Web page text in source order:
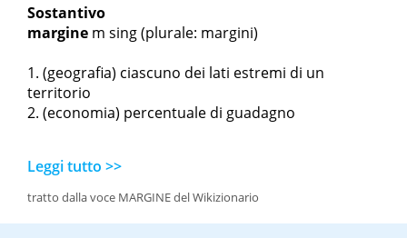
Sostantivo
margine m sing(plurale: margini)
(geografia) ciascuno dei lati estremi di un
territorio
(economia) percentuale di guadagno
Leggi tutto >>
tratto dalla voce MARGINE del Wikizionario